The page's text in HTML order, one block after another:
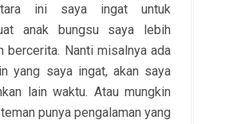
ini saya ingat untuk
anak bungsu saya lebih
bercerita. Nanti misalnya ada
yang saya ingat, akan saya
lain waktu. Atau mungkin
punya pengalaman yang